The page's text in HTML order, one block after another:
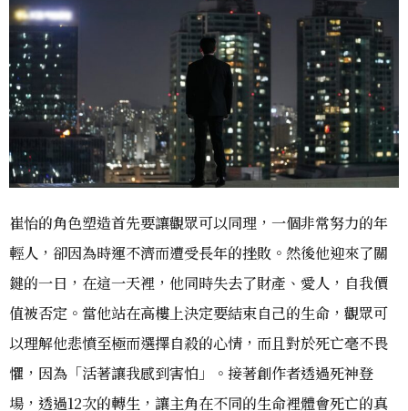
崔怡的角色塑造首先要讓觀眾可以同理，一個非常努力的年
輕人，卻因為時運不濟而遭受長年的挫敗。然後他迎來了關
鍵的一日，在這一天裡，他同時失去了財產、愛人，自我價
值被否定。當他站在高樓上決定要結束自己的生命，觀眾可
以理解他悲憤至極而選擇自殺的心情，而且對於死亡毫不畏
懼，因為「活著讓我感到害怕」。接著創作者透過死神登
場，透過12次的轉生，讓主角在不同的生命裡體會死亡的真